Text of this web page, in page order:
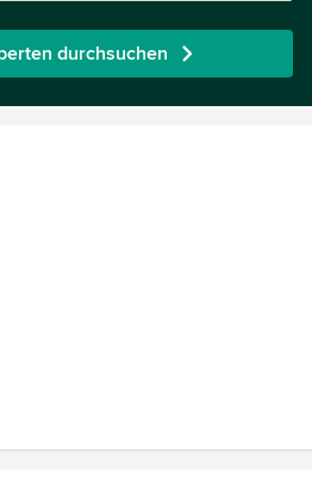
durchsuchen